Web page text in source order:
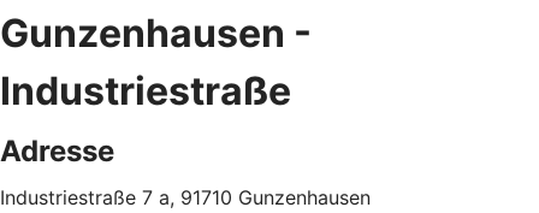
Gunzenhausen -
Industriestraße
Adresse
Industriestraße 7 a, 91710 Gunzenhausen